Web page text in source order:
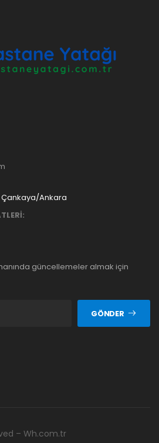
Ankara
güncellemeler almak için
GÖNDER
– Wh.com.tr